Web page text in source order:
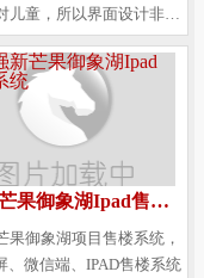
儿童，所以界面设计非常
练，使受训儿童在娱乐中
完成评估与训练。
华强新芒果御象湖Ipad售楼系统
果御象湖项目售楼系统，
、微信端、IPAD售楼系统